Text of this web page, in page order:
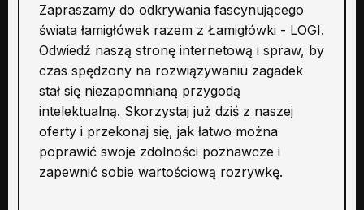
Zapraszamy do odkrywania fascynującego
świata łamigłówek razem z Łamigłówki - LOGI.
Odwiedź naszą stronę internetową i spraw, by
czas spędzony na rozwiązywaniu zagadek
stał się niezapomnianą przygodą
intelektualną. Skorzystaj już dziś z naszej
oferty i przekonaj się, jak łatwo można
poprawić swoje zdolności poznawcze i
zapewnić sobie wartościową rozrywkę.